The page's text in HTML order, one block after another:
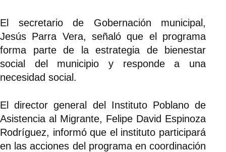
El secretario de Gobernación municipal,
Jesús Parra Vera, señaló que el programa
forma parte de la estrategia de bienestar
social del municipio y responde a una
necesidad social.
El director general del Instituto Poblano de
Asistencia al Migrante, Felipe David Espinoza
Rodríguez, informó que el instituto participará
en las acciones del programa en coordinación